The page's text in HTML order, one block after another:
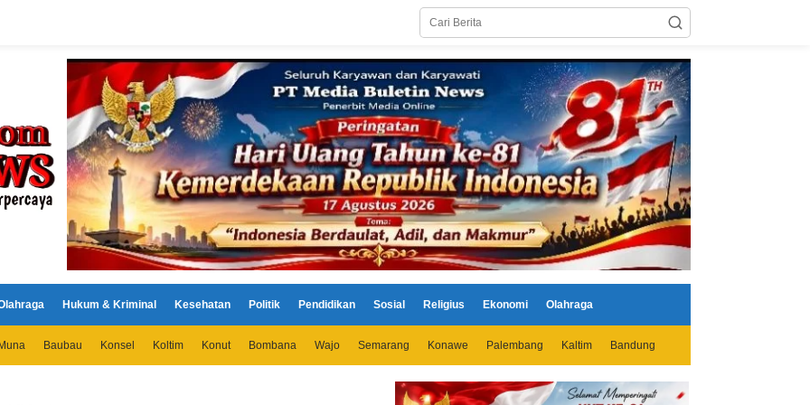
Hukum & Kriminal Kesehatan Politik Pendidikan Sosial Religius Ekonomi Olahraga
Baubau Konsel Koltim Konut Bombana Wajo Semarang Konawe Palembang Kaltim Bandung